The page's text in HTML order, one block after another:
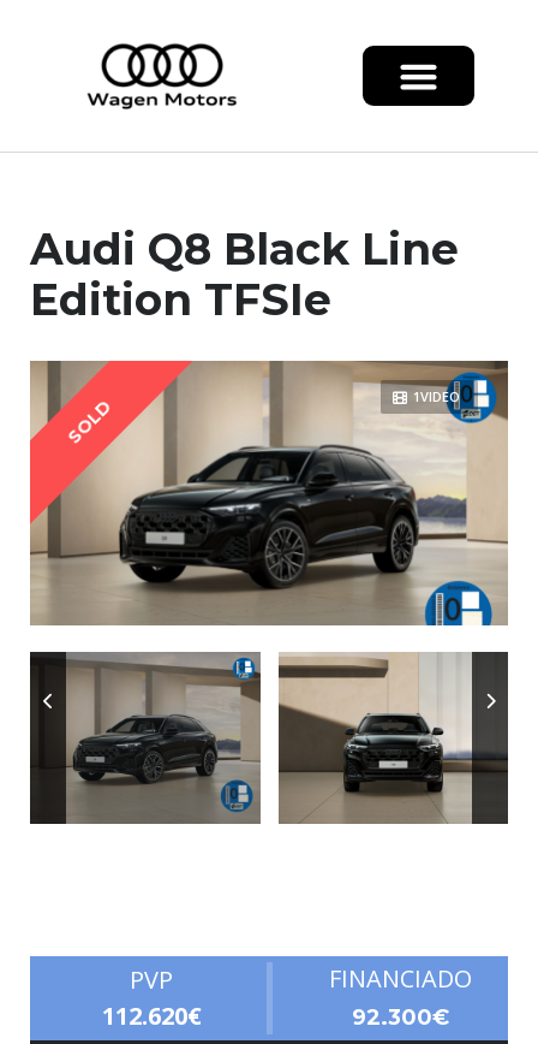
Audi Q8 Black Line
Edition TFSIe
1VIDEO
SOLD
PVP
112.620€
FINANCIADO
92.300€